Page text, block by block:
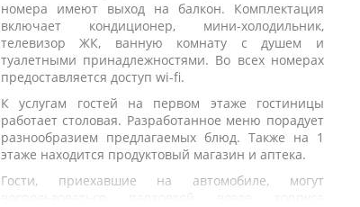
номера имеют выход на балкон. Комплектация
включает кондиционер, мини-холодильник,
телевизор ЖК, ванную комнату с душем и
туалетными принадлежностями. Во всех номерах
предоставляется доступ wi-fi.
К услугам гостей на первом этаже гостиницы
работает столовая. Разработанное меню порадует
разнообразием предлагаемых блюд. Также на 1
этаже находится продуктовый магазин и аптека.
Гости, приехавшие на автомобиле, могут
воспользоваться парковкой возле корпуса